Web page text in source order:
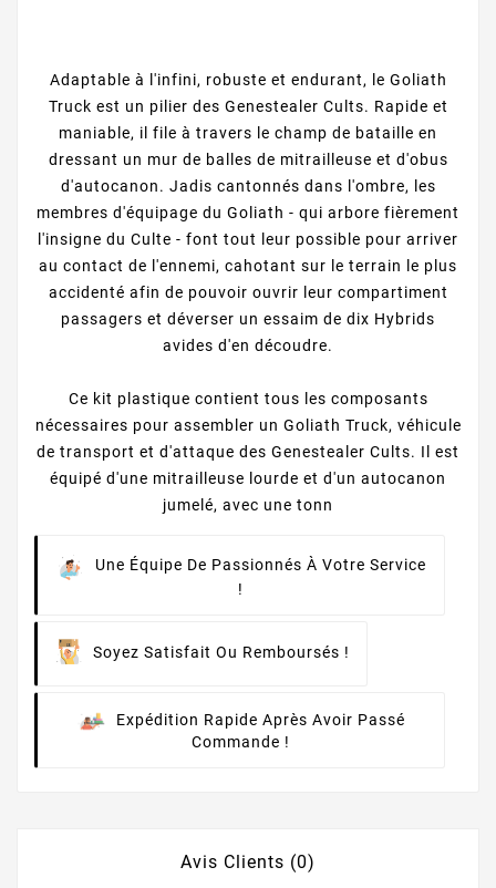
Adaptable à l'infini, robuste et endurant, le Goliath
Truck est un pilier des Genestealer Cults. Rapide et
maniable, il file à travers le champ de bataille en
dressant un mur de balles de mitrailleuse et d'obus
d'autocanon. Jadis cantonnés dans l'ombre, les
membres d'équipage du Goliath - qui arbore fièrement
l'insigne du Culte - font tout leur possible pour arriver
au contact de l'ennemi, cahotant sur le terrain le plus
accidenté afin de pouvoir ouvrir leur compartiment
passagers et déverser un essaim de dix Hybrids
avides d'en découdre.
Ce kit plastique contient tous les composants
nécessaires pour assembler un Goliath Truck, véhicule
de transport et d'attaque des Genestealer Cults. Il est
équipé d'une mitrailleuse lourde et d'un autocanon
jumelé, avec une tonn
Une Équipe De Passionnés À Votre Service
!
Soyez Satisfait Ou Remboursés !
Expédition Rapide Après Avoir Passé
Commande !
Avis Clients (0)